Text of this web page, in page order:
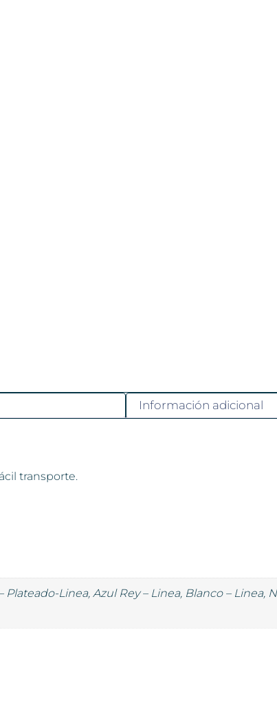
Información adicional
transporte.
Plateado-Linea, Azul Rey – Linea, Blanco – Linea,